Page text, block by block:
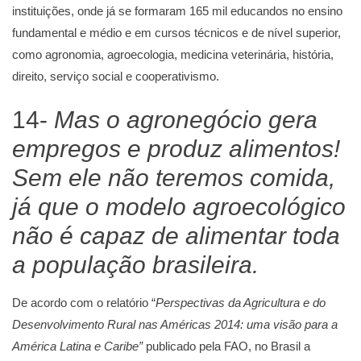
instituições, onde já se formaram 165 mil educandos no ensino
fundamental e médio e em cursos técnicos e de nível superior,
como agronomia, agroecologia, medicina veterinária, história,
direito, serviço social e cooperativismo.
14- Mas o agronegócio gera
empregos e produz alimentos!
Sem ele não teremos comida,
já que o modelo agroecológico
não é capaz de alimentar toda
a população brasileira.
De acordo com o relatório “Perspectivas da Agricultura e do
Desenvolvimento Rural nas Américas 2014: uma visão para a
América Latina e Caribe” publicado pela FAO, no Brasil a